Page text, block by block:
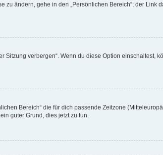
ändern, gehe in den „Persönlichen Bereich“; der Link
verbergen“. Wenn du diese Option einschaltest,
Bereich“ die für dich passende Zeitzone
guter Grund, dies jetzt zu tun.